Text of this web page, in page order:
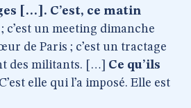
[…]. C’est, ce matin
c’est un meeting dimanche
de Paris ; c’est un tractage
des militants. […] Ce qu’ils
elle qui l’a imposé. Elle est